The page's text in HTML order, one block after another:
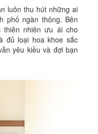
luôn thu hút những ai
phố ngàn thông. Bên
nhiên ưu ái cho
đủ loại hoa khoe sắc
yêu kiều và đợi bạn